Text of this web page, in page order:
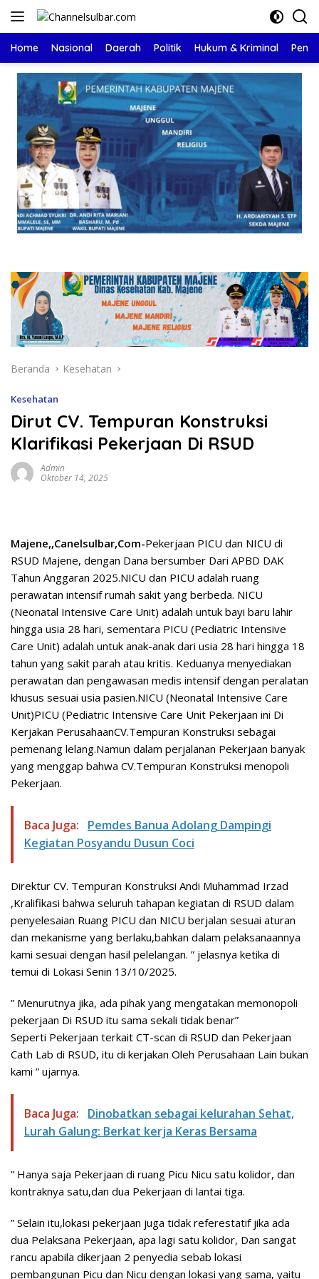
Langsung
Home Nasional Daerah Politik Hukum & Kriminal
Beranda Kesehatan
Kesehatan
Dirut CV. Tempuran Konstruksi
Klarifikasi Pekerjaan Di RSUD
Admin
Oktober 14, 2025
Majene,,Canelsulbar,Com-Pekerjaan PICU dan NICU di
RSUD Majene, dengan Dana bersumber Dari APBD DAK
Tahun Anggaran 2025.NICU dan PICU adalah ruang
perawatan intensif rumah sakit yang berbeda. NICU
(Neonatal Intensive Care Unit) adalah untuk bayi baru lahir
hingga usia 28 hari, sementara PICU (Pediatric Intensive
Care Unit) adalah untuk anak-anak dari usia 28 hari hingga 18
tahun yang sakit parah atau kritis. Keduanya menyediakan
perawatan dan pengawasan medis intensif dengan peralatan
khusus sesuai usia pasien.NICU (Neonatal Intensive Care
Unit)PICU (Pediatric Intensive Care Unit Pekerjaan ini Di
Kerjakan PerusahaanCV.Tempuran Konstruksi sebagai
pemenang lelang.Namun dalam perjalanan Pekerjaan banyak
yang menggap bahwa CV.Tempuran Konstruksi menopoli
Pekerjaan.
Baca Juga:
Pemdes Banua Adolang Dampingi
Kegiatan Posyandu Dusun Coci
Direktur CV. Tempuran Konstruksi Andi Muhammad Irzad
,Kralifikasi bahwa seluruh tahapan kegiatan di RSUD dalam
penyelesaian Ruang PICU dan NICU berjalan sesuai aturan
dan mekanisme yang berlaku,bahkan dalam pelaksanaannya
kami sesuai dengan hasil pelelangan. ” jelasnya ketika di
temui di Lokasi Senin 13/10/2025.
” Menurutnya jika, ada pihak yang mengatakan memonopoli
pekerjaan Di RSUD itu sama sekali tidak benar”
Seperti Pekerjaan terkait CT-scan di RSUD dan Pekerjaan
Cath Lab di RSUD, itu di kerjakan Oleh Perusahaan Lain bukan
kami ” ujarnya.
Baca Juga:
Dinobatkan sebagai kelurahan Sehat,
Lurah Galung: Berkat kerja Keras Bersama
” Hanya saja Pekerjaan di ruang Picu Nicu satu kolidor, dan
kontraknya satu,dan dua Pekerjaan di lantai tiga.
” Selain itu,lokasi pekerjaan juga tidak referestatif jika ada
dua Pelaksana Pekerjaan, apa lagi satu kolidor, Dan sangat
rancu apabila dikerjaan 2 penyedia sebab lokasi
pembangunan Picu dan Nicu dengan lokasi yang sama, yaitu